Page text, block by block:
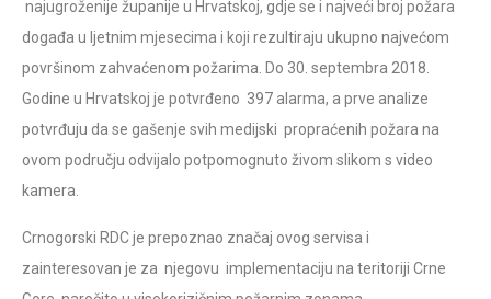
najugroženije županije u Hrvatskoj, gdje se i najveći broj požara
događa u ljetnim mjesecima i koji rezultiraju ukupno najvećom
površinom zahvaćenom požarima. Do 30. septembra 2018.
Godine u Hrvatskoj je potvrđeno 397 alarma, a prve analize
potvrđuju da se gašenje svih medijski propraćenih požara na
ovom području odvijalo potpomognuto živom slikom s video
kamera.
Crnogorski RDC je prepoznao značaj ovog servisa i
zainteresovan je za njegovu implementaciju na teritoriji Crne